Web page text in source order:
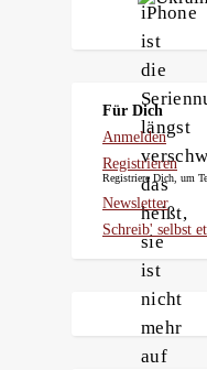
iPhone
ist
die
längst
das
heißt,
sie
ist
nicht
mehr
auf
Für Dich
Anmelden
Registrieren
Registriere Dich, um
Newsletter
Schreib' selbst